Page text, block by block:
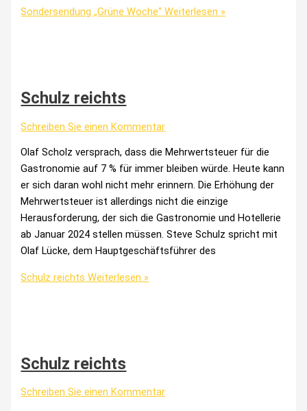
Sondersendung „Grüne Woche“ Weiterlesen »
Schulz reichts
Schreiben Sie einen Kommentar
Olaf Scholz versprach, dass die Mehrwertsteuer für die
Gastronomie auf 7 % für immer bleiben würde. Heute kann
er sich daran wohl nicht mehr erinnern. Die Erhöhung der
Mehrwertsteuer ist allerdings nicht die einzige
Herausforderung, der sich die Gastronomie und Hotellerie
ab Januar 2024 stellen müssen. Steve Schulz spricht mit
Olaf Lücke, dem Hauptgeschäftsführer des
Schulz reichts Weiterlesen »
Schulz reichts
Schreiben Sie einen Kommentar